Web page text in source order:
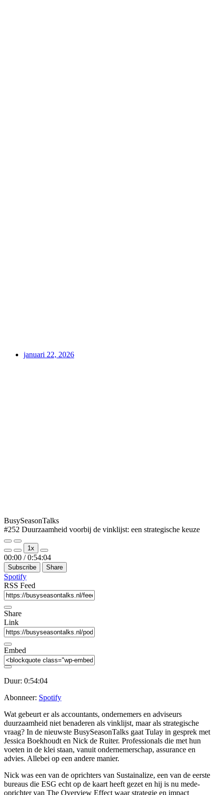
januari 22, 2026
BusySeasonTalks
#252 Duurzaamheid voorbij de vinklijst: een strategische keuze
Play
Episode
Pause
Episode
Mute/Unmute
Episode
Rewind
10
Seconds
1x
Fast
Forward
30
00:00 / 0:54:04
Subscribe Share
Spotify
RSS Feed
Share
Link
Embed
Duur: 0:54:04
Abonneer: Spotify
Wat gebeurt er als accountants, ondernemers en adviseurs
duurzaamheid niet benaderen als vinklijst, maar als strategische
vraag? In de nieuwste BusySeasonTalks gaat Tulay in gesprek met
Jessica Boekhoudt en Nick de Ruiter. Professionals die met hun
voeten in de klei staan, vanuit ondernemerschap, assurance en
advies. Allebei op een andere manier.
Nick was een van de oprichters van Sustainalize, een van de eerste
bureaus die ESG echt op de kaart heeft gezet en hij is nu mede-
oprichter van The Overview Effect waar strategie en impact